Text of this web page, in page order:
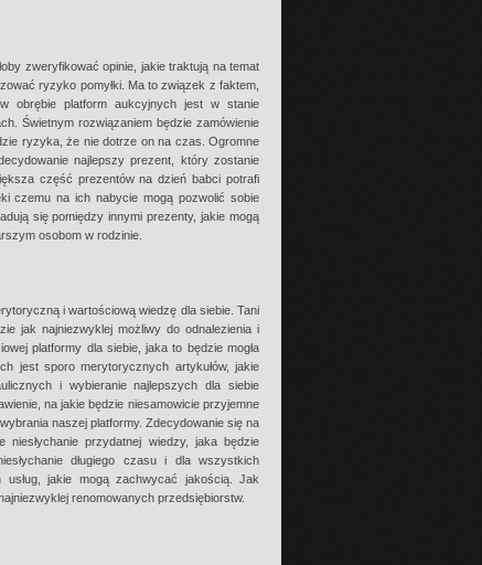
zweryfikować opinie, jakie traktują na temat
ryzyko pomyłki. Ma to związek z faktem,
obrębie platform aukcyjnych jest w stanie
Świetnym rozwiązaniem będzie zamówienie
ryzyka, że nie dotrze on na czas. Ogromne
najlepszy prezent, który zostanie
część prezentów na dzień babci potrafi
czemu na ich nabycie mogą pozwolić sobie
się pomiędzy innymi prezenty, jakie mogą
osobom w rodzinie.
i wartościową wiedzę dla siebie. Tani
jak najniezwyklej możliwy do odnalezienia i
platformy dla siebie, jaka to będzie mogła
jest sporo merytorycznych artykułów, jakie
i wybieranie najlepszych dla siebie
na jakie będzie niesamowicie przyjemne
naszej platformy. Zdecydowanie się na
przydatnej wiedzy, jaka będzie
długiego czasu i dla wszystkich
usług, jakie mogą zachwycać jakością. Jak
renomowanych przedsiębiorstw.